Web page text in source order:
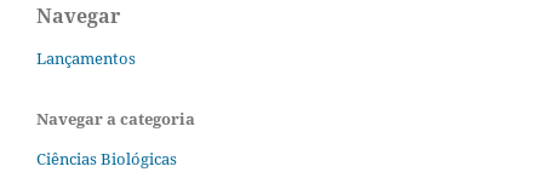
Navegar
Lançamentos
Navegar a categoria
Ciências Biológicas